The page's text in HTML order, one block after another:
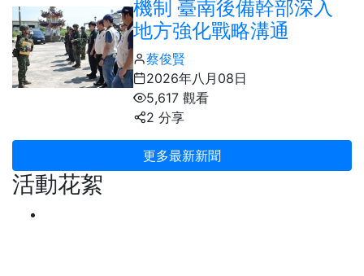
機制 臺南後備幹部深入
地方強化戰略溝通
蔡俊賢
2026年八月08日
5,617 觀看
2 分享
更多最新新聞
活動花絮